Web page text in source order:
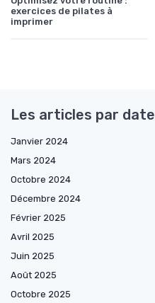
exercices de pilates à
imprimer
Les articles par date
Janvier 2024
Mars 2024
Octobre 2024
Décembre 2024
Février 2025
Avril 2025
Juin 2025
Août 2025
Octobre 2025